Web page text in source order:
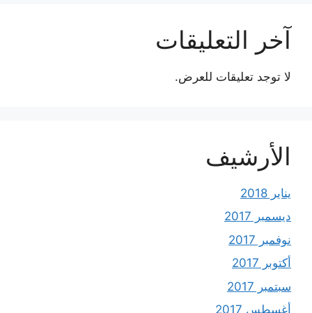
آخر التعليقات
لا توجد تعليقات للعرض.
الأرشيف
يناير 2018
ديسمبر 2017
نوفمبر 2017
أكتوبر 2017
سبتمبر 2017
أغسطس 2017